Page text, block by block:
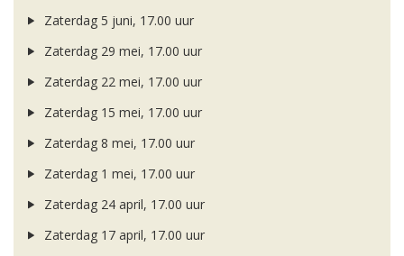
Zaterdag 5 juni, 17.00 uur
Zaterdag 29 mei, 17.00 uur
Zaterdag 22 mei, 17.00 uur
Zaterdag 15 mei, 17.00 uur
Zaterdag 8 mei, 17.00 uur
Zaterdag 1 mei, 17.00 uur
Zaterdag 24 april, 17.00 uur
Zaterdag 17 april, 17.00 uur